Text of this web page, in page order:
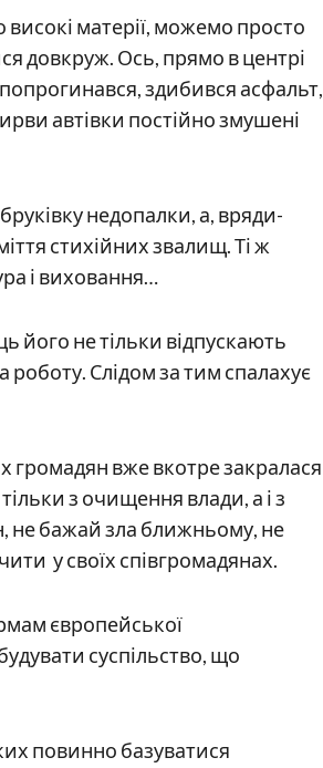
матерії, можемо просто
довкруж. Ось, прямо в центрі
здибився асфальт,
автівки постійно змушені
недопалки, а, вряди-
стихійних звалищ. Ті ж
і виховання…
його не тільки відпускають
Слідом за тим спалахує
громадян вже вкотре закралася
з очищення влади, а і з
не бажай зла ближньому, не
у своїх співгромадянах.
європейської
суспільство, що
повинно базуватися